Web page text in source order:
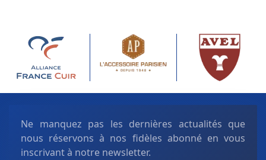
Ne manquez pas les dernières actualités que
nous réservons à nos fidèles abonné en vous
inscrivant à notre newsletter.